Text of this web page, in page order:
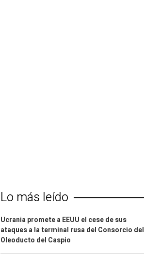
Lo más leído
Ucrania promete a EEUU el cese de sus
ataques a la terminal rusa del Consorcio del
Oleoducto del Caspio